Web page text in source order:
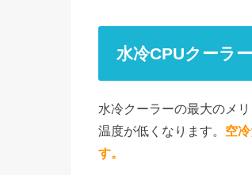
水冷CPUクーラ
水冷クーラーの最大のメ
温度が低くなります。 空
す。